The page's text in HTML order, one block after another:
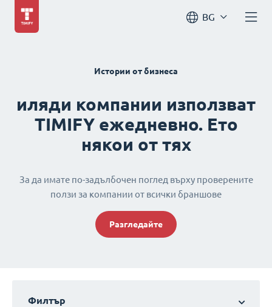
BG
Истории от бизнеса
иляди компании използват
TIMIFY ежедневно. Ето
някои от тях
За да имате по-задълбочен поглед върху проверените
ползи за компании от всички браншове
Разгледайте
Филтър